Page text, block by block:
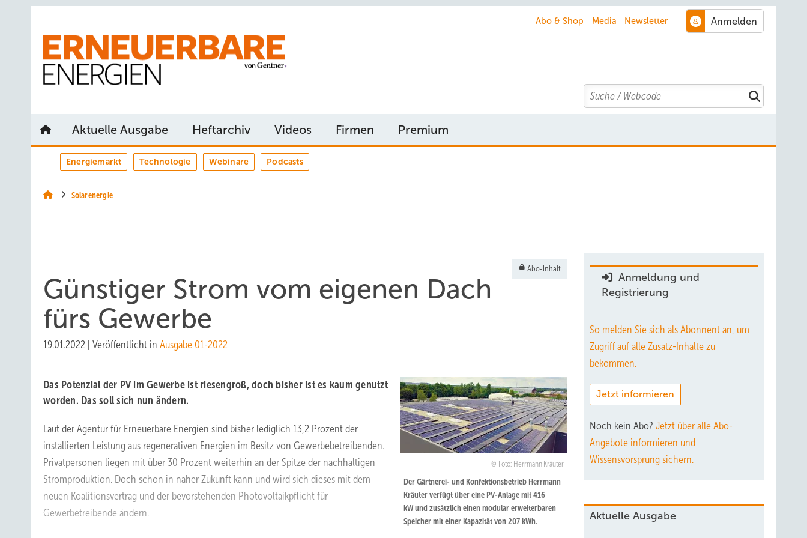
Abo & Shop Media Newsletter
Search
Aktuelle Ausgabe Heftarchiv Videos Firmen Premium
Energiemarkt Technologie Webinare Podcasts
Solarenergie
Abo-Inhalt
Günstiger Strom vom eigenen Dach
fürs Gewerbe
19.01.2022 Veröffentlicht in Ausgabe 01-2022
Foto: Herrmann Kräuter
Der Gärtnerei- und Konfektionsbetrieb Herrmann
Kräuter verfügt über eine PV-Anlage mit 416
kW und zusätzlich einen modular erweiterbaren
Speicher mit einer Kapazität von 207 kWh.
Das Potenzial der PV im Gewerbe ist riesengroß, doch bisher ist es kaum genutzt
worden. Das soll sich nun ändern.
Laut der Agentur für Erneuerbare Energien sind bisher lediglich 13,2 Prozent der
installierten Leistung aus regenerativen Energien im Besitz von Gewerbebetreibenden.
Privatpersonen liegen mit über 30 Prozent weiterhin an der Spitze der nachhaltigen
Stromproduktion. Doch schon in naher Zukunft kann und wird sich dieses mit dem
neuen Koalitionsvertrag und der bevorstehenden Photovoltaikpflicht für
Gewerbetreibende ändern.
Anmeldung und
Registrierung
So melden Sie sich als Abonnent an, um
Zugriff auf alle Zusatz-Inhalte zu
bekommen.
Jetzt informieren
Noch kein Abo? Jetzt über alle Abo-
Angebote informieren und
Wissensvorsprung sichern.
Aktuelle Ausgabe